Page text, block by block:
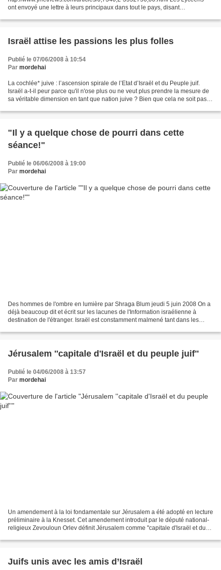
ont envoyé une lettre à leurs principaux dans tout le pays, disant
Israël attise les passions les plus folles
Publié le 07/06/2008 à 10:54
Par mordehai
La cochlée* juive : l’ascension spirale de l’Etat d’Israël et du Peuple juif.
Israël a-t-il peur parce qu'il n'ose plus ou ne veut plus prendre la mesure de
sa véritable dimension en tant que nation juive ? Bien que cela ne soit pas
"Il y a quelque chose de pourri dans cette
séance!"
Publié le 06/06/2008 à 19:00
Par mordehai
Des hommes de l'ombre en lumière par Shraga Blum jeudi 5 juin 2008 On a
déjà beaucoup dit et écrit sur les lacunes de l'Information israélienne à
destination de l'étranger. Israël est constamment malmené tant dans les
Jérusalem ''capitale d'Israël et du peuple juif''
Publié le 04/06/2008 à 13:57
Par mordehai
Un amendement à la loi fondamentale sur Jérusalem a été adopté en lecture
préliminaire à la Knesset. Cet amendement introduit par le député national-
religieux Zevouloun Orlev définit Jérusalem comme ''capitale d'Israël et du
Juifs unis avec les amis d’Israël